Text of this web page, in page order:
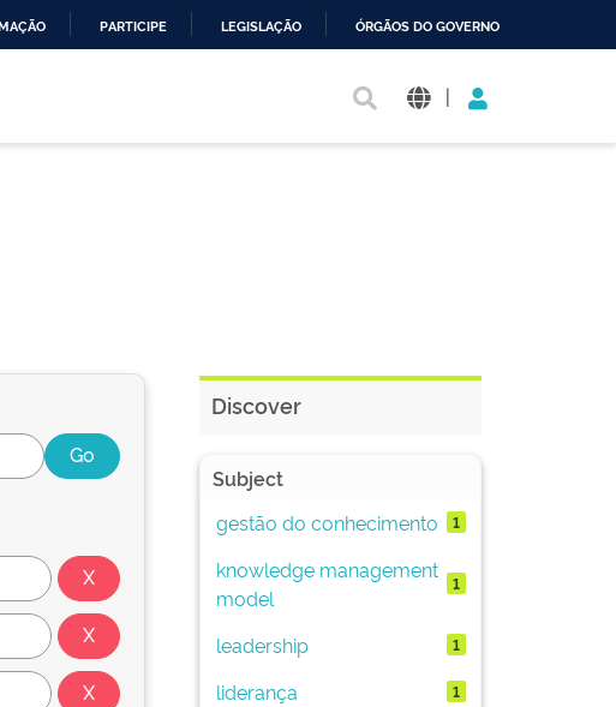
PARTICIPE LEGISLAÇÃO ÓRGÃOS DO GOVERNO
|
Discover
Subject
gestão do conhecimento
1
knowledge management
model
1
leadership 1
liderança 1